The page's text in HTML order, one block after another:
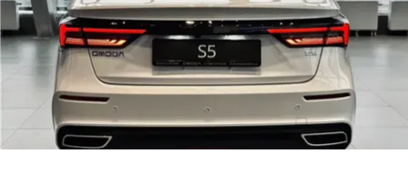
Кредитный калькулятор
Аксессуары
Одежда и сувениры
Оригинальные аксессуары
Запчасти
Руководства по эксплуатации
Клиентская поддержка
O&J Автоклуб
Клуб владельцев OMODA
Приложение O&J